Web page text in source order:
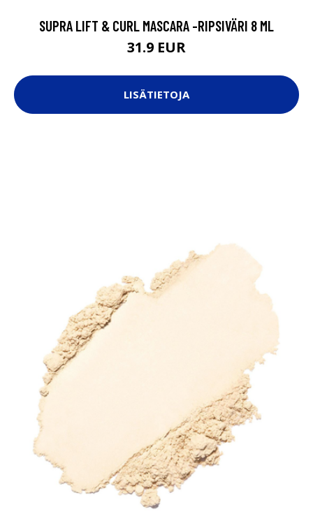
SUPRA LIFT & CURL MASCARA -RIPSIVÄRI 8 ML
31.9 EUR
LISÄTIETOJA